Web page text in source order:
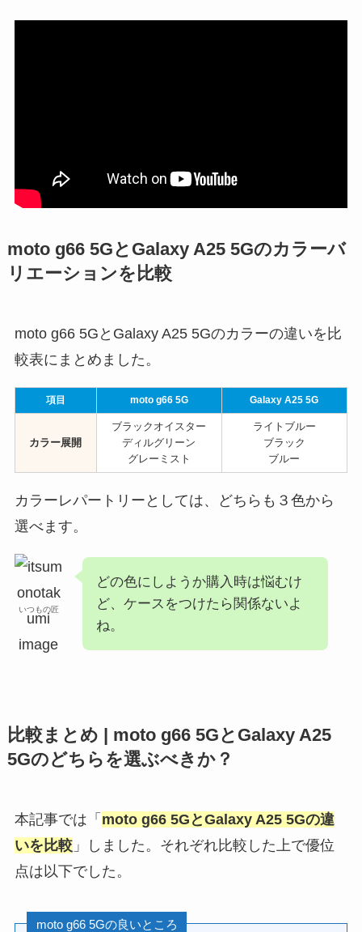
moto g66 5GとGalaxy A25 5Gのカラーバ
リエーションを比較
moto g66 5GとGalaxy A25 5Gのカラーの違いを比
較表にまとめました。
項目 moto g66 5G Galaxy A25 5G
カラー展開
ブラックオイスター
ディルグリーン
グレーミスト
ライトブルー
ブラック
ブルー
カラーレパートリーとしては、どちらも３色から
選べます。
いつもの匠
どの色にしようか購入時は悩むけ
ど、ケースをつけたら関係ないよ
ね。
比較まとめ | moto g66 5GとGalaxy A25
5Gのどちらを選ぶべきか？
本記事では「 moto g66 5GとGalaxy A25 5Gの違
いを比較」しました。それぞれ比較した上で優位
点は以下でした。
moto g66 5Gの良いところ